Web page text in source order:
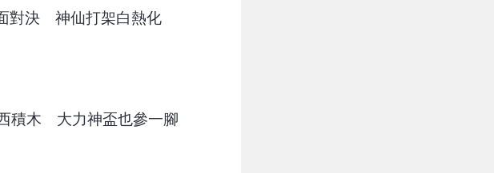
對決 神仙打架白熱化
積木 大力神盃也參一腳